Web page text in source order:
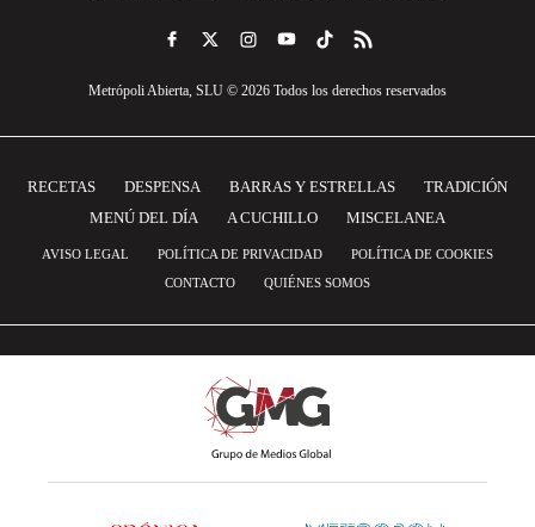
Metrópoli Abierta, SLU © 2026 Todos los derechos reservados
RECETAS DESPENSA BARRAS Y ESTRELLAS
TRADICIÓN
MENÚ DEL DÍA
A CUCHILLO MISCELANEA
AVISO LEGAL POLÍTICA DE PRIVACIDAD
POLÍTICA DE COOKIES
CONTACTO
QUIÉNES SOMOS